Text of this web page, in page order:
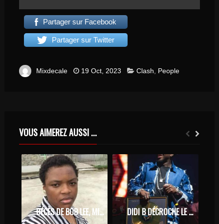
Partager sur Facebook
Partager sur Twitter
Mixdecale 19 Oct, 2023 Clash People
VOUS AIMEREZ AUSSI ...
DÉCÈS DE BOB LEE, MIREILLE, SA COMPAGNE, APPORTE DES PRÉCISIONS DIDI B DÉCROCHE LE PREMIER DISQUE D’OR DE L’HISTOIRE DU RAP IVOIRIEN